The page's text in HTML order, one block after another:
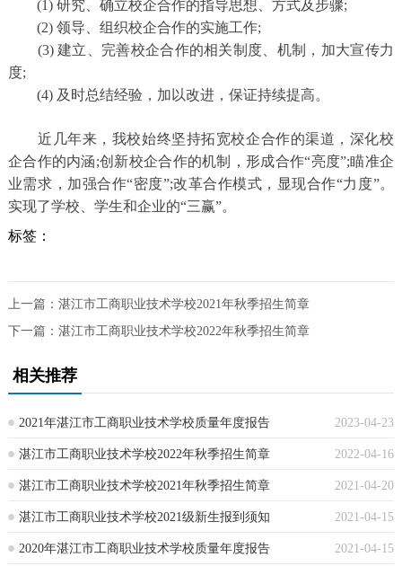
(1) 研究、确立校企合作的指导思想、方式及步骤;
(2) 领导、组织校企合作的实施工作;
(3) 建立、完善校企合作的相关制度、机制，加大宣传力
度;
(4) 及时总结经验，加以改进，保证持续提高。
近几年来，我校始终坚持拓宽校企合作的渠道，深化校
企合作的内涵;创新校企合作的机制，形成合作“亮度”;瞄准企
业需求，加强合作“密度”;改革合作模式，显现合作“力度”。
实现了学校、学生和企业的“三赢”。
标签：
上一篇： 湛江市工商职业技术学校2021年秋季招生简章
下一篇： 湛江市工商职业技术学校2022年秋季招生简章
相关推荐
2023-04-23
2021年湛江市工商职业技术学校质量年度报告
2022-04-16
湛江市工商职业技术学校2022年秋季招生简章
2021-04-20
湛江市工商职业技术学校2021年秋季招生简章
2021-04-15
湛江市工商职业技术学校2021级新生报到须知
2021-04-15
2020年湛江市工商职业技术学校质量年度报告